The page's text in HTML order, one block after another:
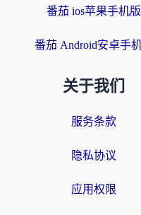
番茄 ios苹果手机版
番茄 Android安卓手
关于我们
服务条款
隐私协议
应用权限